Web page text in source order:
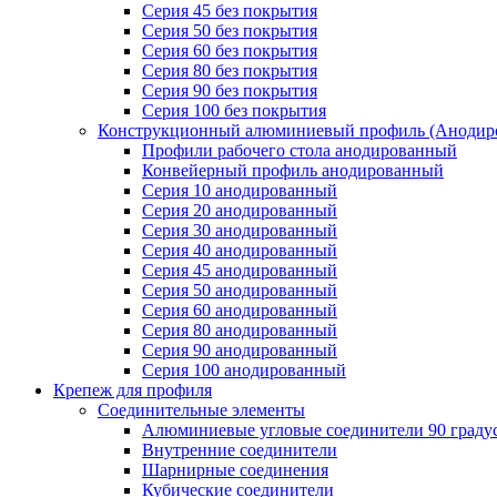
Серия 45 без покрытия
Серия 50 без покрытия
Серия 60 без покрытия
Серия 80 без покрытия
Серия 90 без покрытия
Серия 100 без покрытия
Конструкционный алюминиевый профиль
Профили рабочего стола анодированный
Конвейерный профиль анодированный
Серия 10 анодированный
Серия 20 анодированный
Серия 30 анодированный
Серия 40 анодированный
Серия 45 анодированный
Серия 50 анодированный
Серия 60 анодированный
Серия 80 анодированный
Серия 90 анодированный
Серия 100 анодированный
Крепеж для профиля
Соединительные элементы
Алюминиевые угловые соединители 90
Внутренние соединители
Шарнирные соединения
Кубические соединители